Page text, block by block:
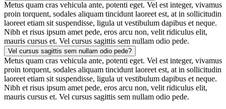
Metus quam cras vehicula ante, potenti eget. Vel est integer, vivamus
proin torquent, sodales aliquam tincidunt laoreet est, at in sollicitudin
laoreet etiam sit suspendisse, ligula ut vestibulum dapibus et neque.
Nibh et risus ipsum amet pede, eros arcu non, velit ridiculus elit,
mauris cursus et. Vel cursus sagittis sem nullam odio pede.
Vel cursus sagittis sem nullam odio pede?
Metus quam cras vehicula ante, potenti eget. Vel est integer, vivamus
proin torquent, sodales aliquam tincidunt laoreet est, at in sollicitudin
laoreet etiam sit suspendisse, ligula ut vestibulum dapibus et neque.
Nibh et risus ipsum amet pede, eros arcu non, velit ridiculus elit,
mauris cursus et. Vel cursus sagittis sem nullam odio pede.